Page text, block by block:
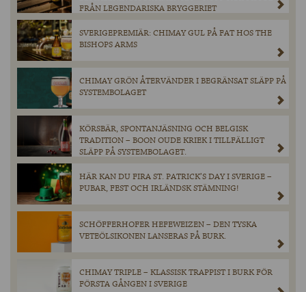
FRÅN LEGENDARISKA BRYGGERIET
SVERIGEPREMIÄR: CHIMAY GUL PÅ FAT HOS THE
BISHOPS ARMS
CHIMAY GRÖN ÅTERVÄNDER I BEGRÄNSAT SLÄPP PÅ
SYSTEMBOLAGET
KÖRSBÄR, SPONTANJÄSNING OCH BELGISK
TRADITION – BOON OUDE KRIEK I TILLFÄLLIGT
SLÄPP PÅ SYSTEMBOLAGET.
HÄR KAN DU FIRA ST. PATRICK’S DAY I SVERIGE –
PUBAR, FEST OCH IRLÄNDSK STÄMNING!
SCHÖFFERHOFER HEFEWEIZEN – DEN TYSKA
VETEÖLSIKONEN LANSERAS PÅ BURK.
CHIMAY TRIPLE – KLASSISK TRAPPIST I BURK FÖR
FÖRSTA GÅNGEN I SVERIGE